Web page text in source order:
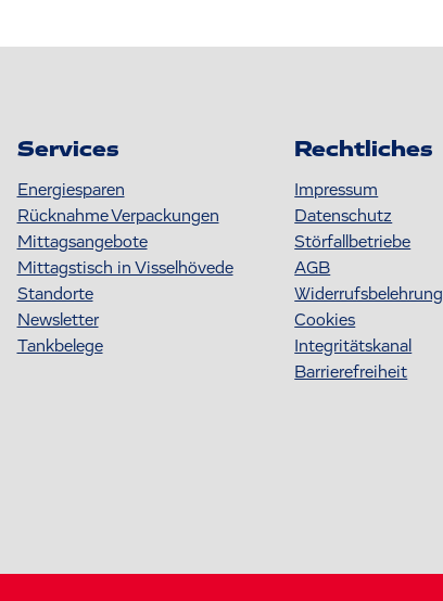
Services
Energiesparen
Rücknahme Verpackungen
Mittagsangebote
Mittagstisch in Visselhövede
Standorte
Newsletter
Tankbelege
Rechtliches
Impressum
Datenschutz
Störfallbetriebe
AGB
Widerrufsbelehrung
Cookies
Integritätskanal
Barrierefreiheit